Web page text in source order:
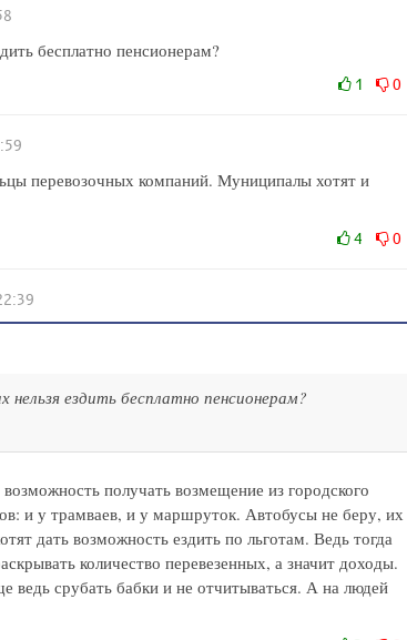
бесплатно пенсионерам?
1 0
перевозочных компаний. Муниципалы хотят и
4 0
ездить бесплатно пенсионерам?
получать возмещение из городского
и у трамваев, и у маршруток. Автобусы не беру, их
дать возможность ездить по льготам. Ведь тогда
количество перевезенных, а значит доходы.
срубать бабки и не отчитываться. А на людей